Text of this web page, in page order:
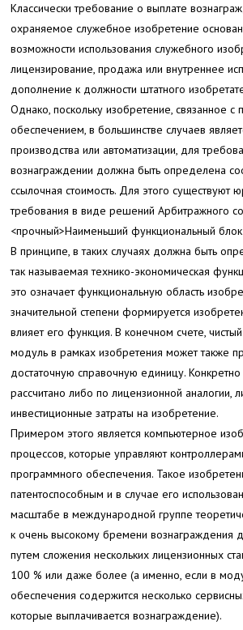
Классически требование о выплате
охраняемое служебное изобретение
возможности использования служебного
лицензирование, продажа или внутреннее
дополнение к должности штатного
Однако, поскольку изобретение, связанное
обеспечением, в большинстве случаев
производства или автоматизации, для
вознаграждении должна быть определена
ссылочная стоимость. Для этого существуют
требования в виде решений Арбитражного
<прочный>Наименьший функциональный
В принципе, в таких случаях должна быть
так называемая технико-экономическая
это означает функциональную область
значительной степени формируется
влияет его функция. В конечном счете,
модуль в рамках изобретения может также
достаточную справочную единицу.
рассчитано либо по лицензионной аналогии,
инвестиционные затраты на изобретение.
Примером этого является компьютерное
процессов, которые управляют
программного обеспечения. Такое
патентоспособным и в случае его
масштабе в международной группе
к очень высокому бремени вознаграждения
путем сложения нескольких лицензионных
100 % или даже более (а именно, если в
обеспечения содержится несколько
которые выплачивается вознаграждение).